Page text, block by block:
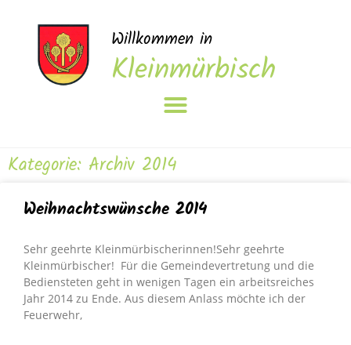
Willkommen in
Kleinmürbisch
Kategorie: Archiv 2014
Weihnachtswünsche 2014
Sehr geehrte Kleinmürbischerinnen!Sehr geehrte
Kleinmürbischer! Für die Gemeindevertretung und die
Bediensteten geht in wenigen Tagen ein arbeitsreiches
Jahr 2014 zu Ende. Aus diesem Anlass möchte ich der
Feuerwehr,